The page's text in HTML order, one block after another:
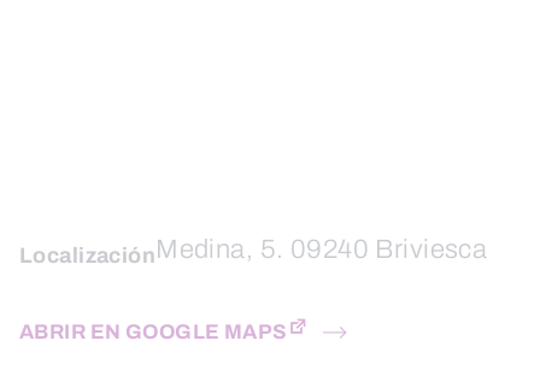
LocalizaciónMedina, 5. 09240 Briviesca
ABRIR EN GOOGLE MAPS